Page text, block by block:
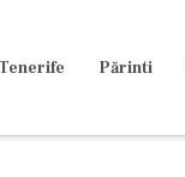
Părinti